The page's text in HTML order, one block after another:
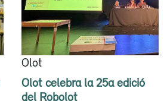
Olot
Olot celebra la 25a edició
del Robolot